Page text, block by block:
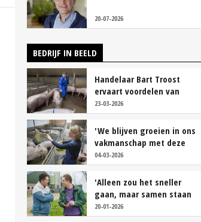
20-07-2026
BEDRIJF IN BEELD
Handelaar Bart Troost
ervaart voordelen van
coöperatieve voerfusie
23-03-2026
'We blijven groeien in ons
vakmanschap met deze
teamaanpak'
04-03-2026
'Alleen zou het sneller
gaan, maar samen staan
we stukken sterker'
20-01-2026